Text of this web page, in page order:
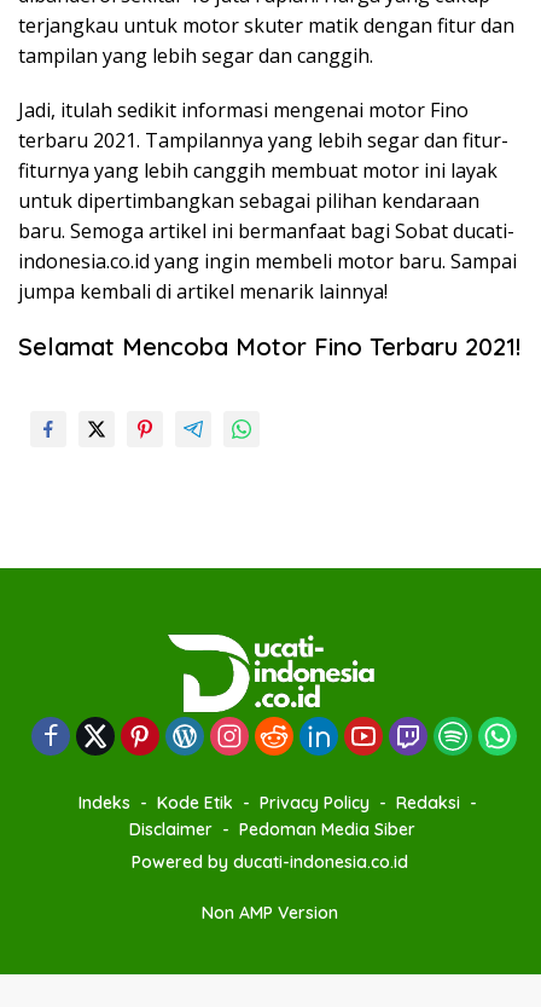
terjangkau untuk motor skuter matik dengan fitur dan
tampilan yang lebih segar dan canggih.
Jadi, itulah sedikit informasi mengenai motor Fino
terbaru 2021. Tampilannya yang lebih segar dan fitur-
fiturnya yang lebih canggih membuat motor ini layak
untuk dipertimbangkan sebagai pilihan kendaraan
baru. Semoga artikel ini bermanfaat bagi Sobat ducati-
indonesia.co.id yang ingin membeli motor baru. Sampai
jumpa kembali di artikel menarik lainnya!
Selamat Mencoba Motor Fino Terbaru 2021!
Indeks Kode Etik Privacy Policy
Redaksi
Disclaimer
Pedoman Media Siber
Powered by ducati-indonesia.co.id
Non AMP Version